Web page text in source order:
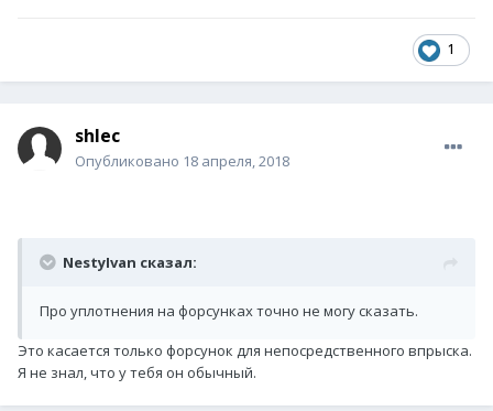
1
shlec
Опубликовано 18 апреля, 2018
NestyIvan сказал:
Про уплотнения на форсунках точно не могу сказать.
Это касается только форсунок для непосредственного впрыска.
Я не знал, что у тебя он обычный.